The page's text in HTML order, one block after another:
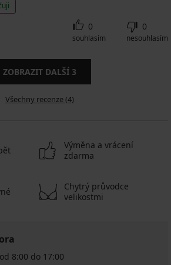
0
souhlasím
0
nesouhlasím
ZOBRAZIT DALŠÍ 3
Všechny recenze (4)
Výměna a vrácení
zdarma
Chytrý průvodce
velikostmi
8:00 do 17:00